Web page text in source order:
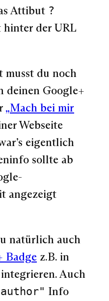
Attibut ?
der URL
musst du noch
deinen Google+
„Mach bei mir
Webseite
eigentlich
sollte ab
angezeigt
natürlich auch
Badge z.B. in
Auch
Info